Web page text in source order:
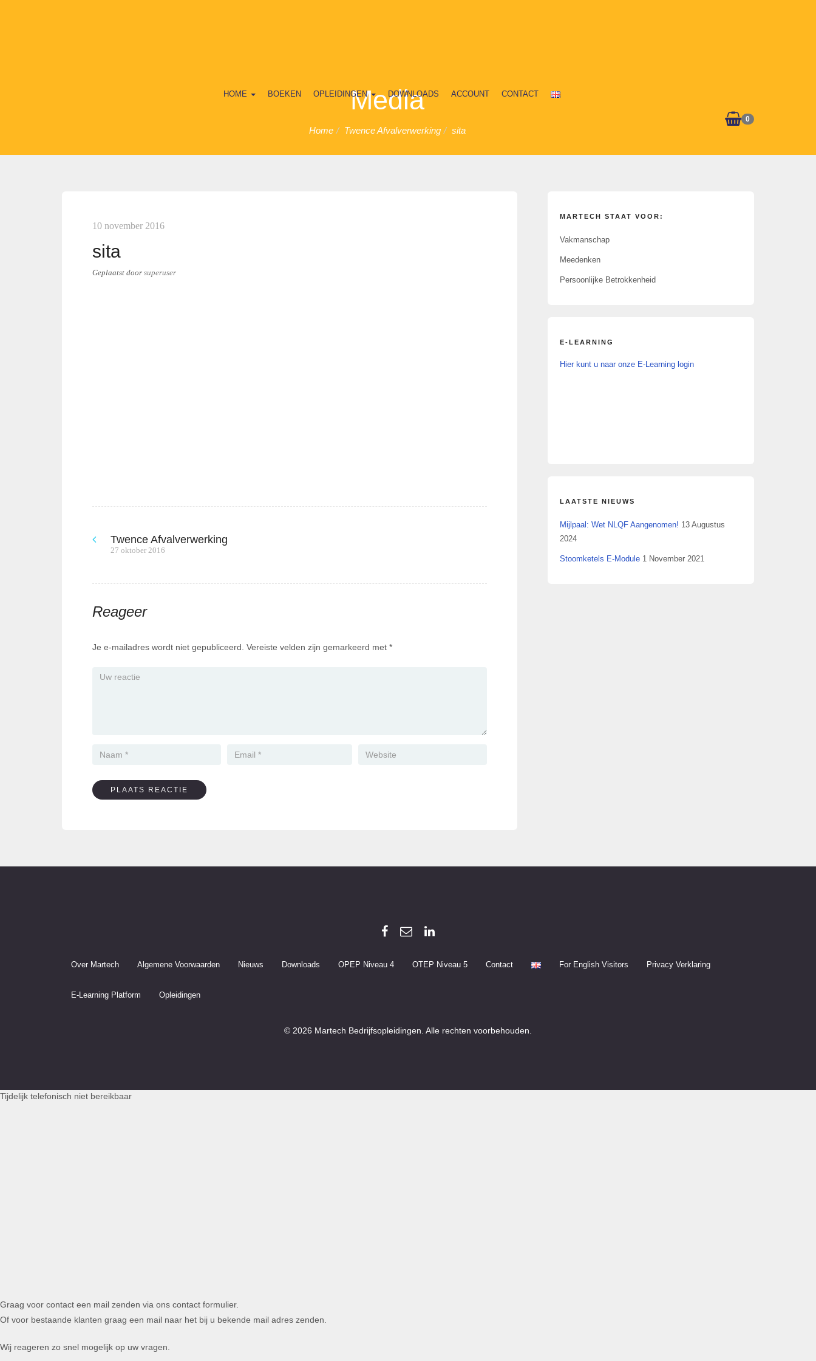
0
HOME BOEKEN OPLEIDINGEN DOWNLOADS ACCOUNT CONTACT
Media
Home Twence Afvalverwerking sita
10 november 2016
sita
Geplaatst door superuser
Bericht
Twence Afvalverwerking
Previous
27 oktober 2016
Reageer
Je e-mailadres wordt niet gepubliceerd. Vereiste velden zijn gemarkeerd met *
MARTECH STAAT VOOR:
Vakmanschap
Meedenken
Persoonlijke Betrokkenheid
E-LEARNING
Hier kunt u naar onze E-Learning login
LAATSTE NIEUWS
Mijlpaal: Wet NLQF Aangenomen! 13 Augustus
2024
Stoomketels E-Module 1 November 2021
Over Martech Algemene Voorwaarden Nieuws Downloads OPEP Niveau 4 OTEP Niveau 5 Contact For English Visitors Privacy Verklaring
E-Learning Platform Opleidingen
© 2026 Martech Bedrijfsopleidingen. Alle rechten voorbehouden.
Tijdelijk telefonisch niet bereikbaar
Graag voor contact een mail zenden via ons contact formulier.
Of voor bestaande klanten graag een mail naar het bij u bekende mail adres zenden.
Wij reageren zo snel mogelijk op uw vragen.